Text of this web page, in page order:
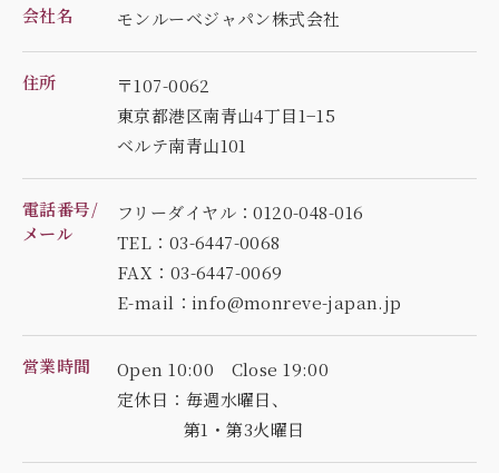
会社名 モンルーベジャパン株式会社
住所
〒107-0062
東京都港区南青山4丁目1−15
ベルテ南青山101
電話番号/
メール
フリーダイヤル：0120-048-016
TEL：03-6447-0068
FAX：03-6447-0069
E-mail：info@monreve-japan.jp
営業時間
Open 10:00 Close 19:00
定休日：毎週水曜日、
第1・第3火曜日